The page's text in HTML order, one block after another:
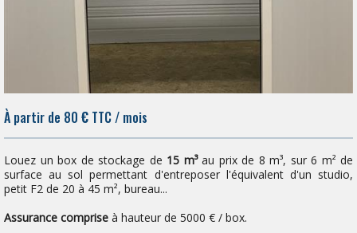
À partir de 80 € TTC / mois
Louez un box de stockage de 15 m³au prix de 8 m³, sur 6 m² de
surface au sol permettant d'entreposer l'équivalent d'un studio,
petit F2 de 20 à 45 m², bureau...
Assurance comprise à hauteur de 5000 € / box.